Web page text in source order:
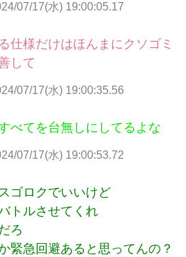
07/17(水) 19:00:05.17
仕様だけはほんまにクソゴミ
して
07/17(水) 19:00:35.56
べてを台無しにしてるよな
07/17(水) 19:00:53.72
ゴロクでいいけど
トルさせてくれ
ろ
緊急回避あると思ってんの？